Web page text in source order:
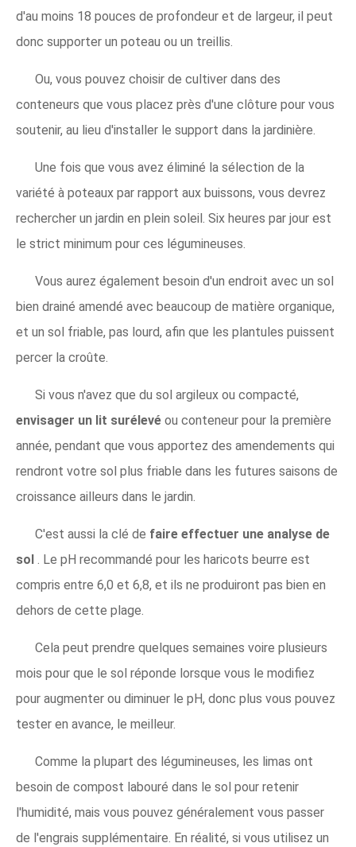
d'au moins 18 pouces de profondeur et de largeur, il peut
donc supporter un poteau ou un treillis.
Ou, vous pouvez choisir de cultiver dans des
conteneurs que vous placez près d'une clôture pour vous
soutenir, au lieu d'installer le support dans la jardinière.
Une fois que vous avez éliminé la sélection de la
variété à poteaux par rapport aux buissons, vous devrez
rechercher un jardin en plein soleil. Six heures par jour est
le strict minimum pour ces légumineuses.
Vous aurez également besoin d'un endroit avec un sol
bien drainé amendé avec beaucoup de matière organique,
et un sol friable, pas lourd, afin que les plantules puissent
percer la croûte.
Si vous n'avez que du sol argileux ou compacté,
envisager un lit surélevé ou conteneur pour la première
année, pendant que vous apportez des amendements qui
rendront votre sol plus friable dans les futures saisons de
croissance ailleurs dans le jardin.
C'est aussi la clé de faire effectuer une analyse de
sol . Le pH recommandé pour les haricots beurre est
compris entre 6,0 et 6,8, et ils ne produiront pas bien en
dehors de cette plage.
Cela peut prendre quelques semaines voire plusieurs
mois pour que le sol réponde lorsque vous le modifiez
pour augmenter ou diminuer le pH, donc plus vous pouvez
tester en avance, le meilleur.
Comme la plupart des légumineuses, les limas ont
besoin de compost labouré dans le sol pour retenir
l'humidité, mais vous pouvez généralement vous passer
de l'engrais supplémentaire. En réalité, si vous utilisez un